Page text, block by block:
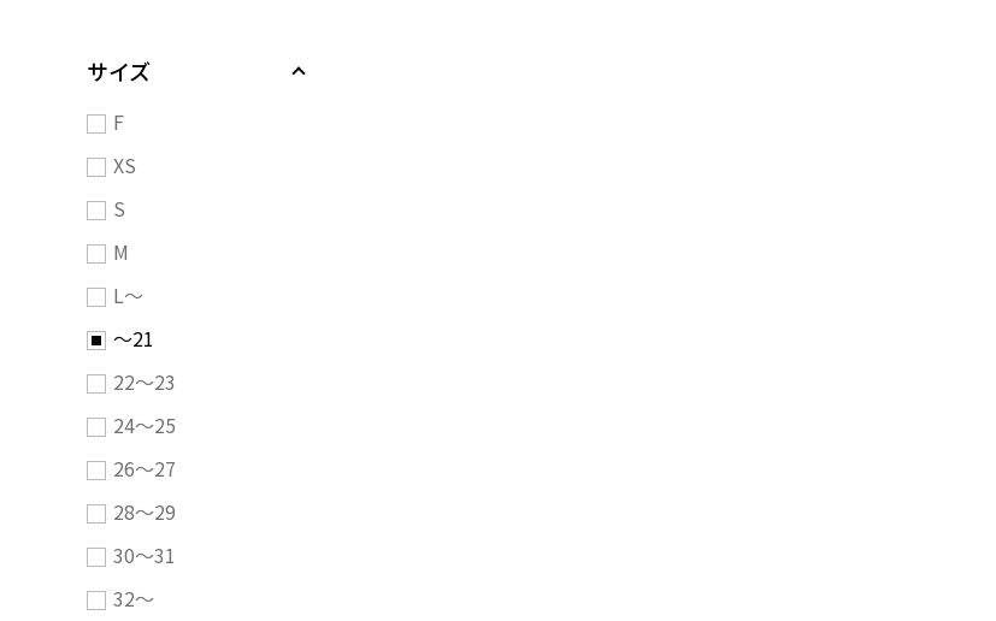
サイズ
F
XS
S
M
L～
～21
22～23
24～25
26～27
28～29
30～31
32～